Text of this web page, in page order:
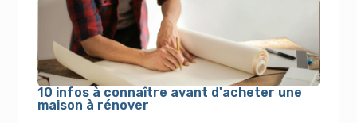
10 infos à connaître avant d'acheter une
maison à rénover